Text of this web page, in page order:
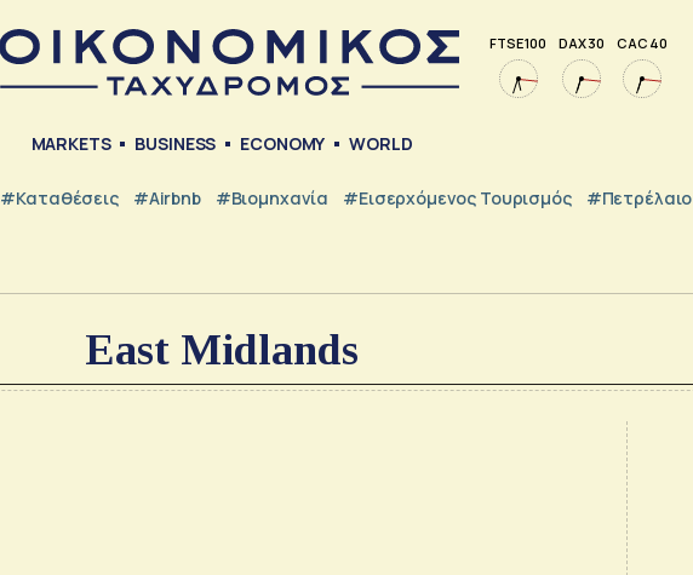
FTSE 100 DAX 30 CAC 40
MARKETS BUSINESS ECONOMY WORLD
#Καταθέσεις #Airbnb #Βιομηχανία #εισερχόμενος Τουρισμός #Πετρέλαιο
East Midlands